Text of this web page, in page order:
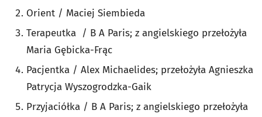
Orient / Maciej Siembieda
Terapeutka / B A Paris; z angielskiego przełożyła
Maria Gębicka-Frąc
Pacjentka / Alex Michaelides; przełożyła Agnieszka
Patrycja Wyszogrodzka-Gaik
Przyjaciółka / B A Paris; z angielskiego przełożyła